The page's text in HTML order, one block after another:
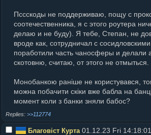
Пссскоды не поддерживаю, пощу с
соотечественника, я с этого роутера
делаю и не буду). Я тебе, Степан, не
вроде как, сотрудничал с
поработили часть чаносферы и делали
скотовню, считаю, от этого не отмыться.
Монобанкою ранiше не користувався,
можна побачити скiки вже бабла на
момент коли з банки зняли бабос?
>>112774
Благовіст Курта 01.12.23 Fri 14:18:01